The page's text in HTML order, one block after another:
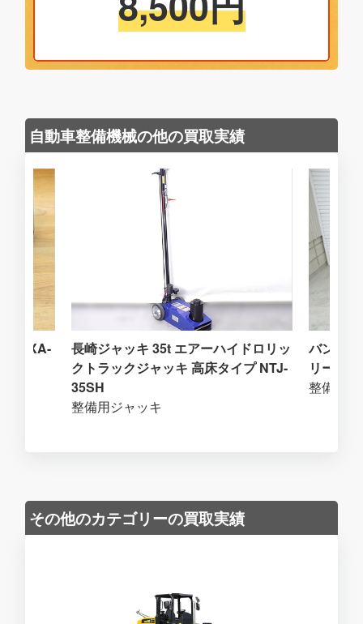
自動車整備機械の他の買取実績
MEXA-
長崎ジャッキ 35t エアーハイドロリッ
クトラックジャッキ 高床タイプ NTJ-
35SH
整備用ジャッキ
バンザ
リーテ
整備用
その他のカテゴリーの買取実績